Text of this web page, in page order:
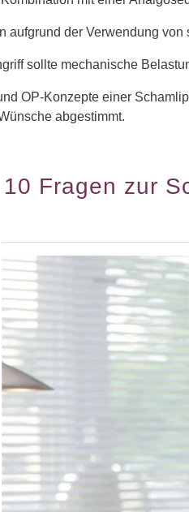
aufgrund der Verwendung
sollte mechanische
OP-Konzepte einer
abgestimmt.
10 Fragen zur